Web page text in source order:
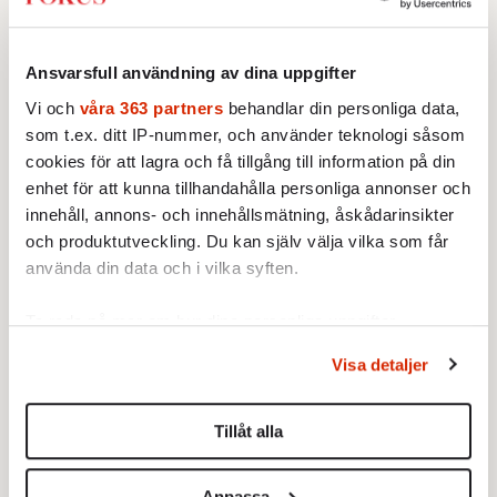
Ansvarsfull användning av dina uppgifter
Vi och våra 363 partners behandlar din personliga data,
som t.ex. ditt IP-nummer, och använder teknologi såsom
cookies för att lagra och få tillgång till information på din
enhet för att kunna tillhandahålla personliga annonser och
innehåll, annons- och innehållsmätning, åskådarinsikter
och produktutveckling. Du kan själv välja vilka som får
använda din data och i vilka syften.
Ta reda på mer om hur dina personliga uppgifter
Du kan ändra eller dra tillbaka ditt samtycke när som
helst från cookie-förklaringen.
Vi använder enhetsidentifierare för att anpassa innehållet
Visa detaljer
Tillåt alla
Text: Erik Thyselius
Bild: AP
Publicerad 2024-11-13
STICKET
Erik Thyselius: